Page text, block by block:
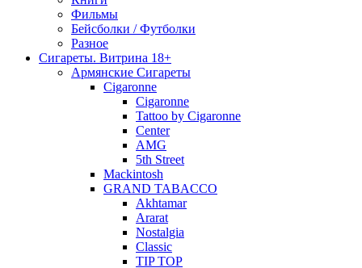
Фильмы
Бейсболки / Футболки
Разное
Сигареты. Витрина 18+
Армянские Сигареты
Cigaronne
Cigaronne
Tattoo by Cigaronne
Center
AMG
5th Street
Mackintosh
GRAND TABACCO
Akhtamar
Ararat
Nostalgia
Classic
TIP TOP